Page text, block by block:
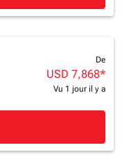
De
USD 7,868*
Vu 1 jour il y a